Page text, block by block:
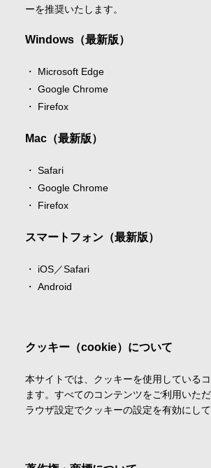
ーを推奨いたします。
Windows（最新版）
Microsoft Edge
Google Chrome
Firefox
Mac（最新版）
Safari
Google Chrome
Firefox
スマートフォン（最新版）
iOS／Safari
Android
クッキー（cookie）について
本サイトでは、クッキーを使用している
ます。すべてのコンテンツをご利用いた
ラウザ設定でクッキーの設定を有効にして